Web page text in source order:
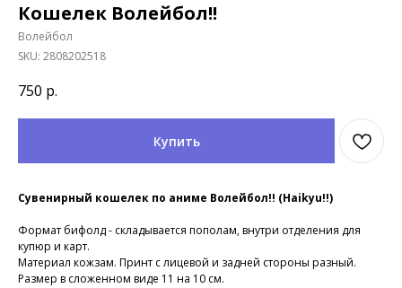
Кошелек Волейбол!!
Волейбол
SKU: 2808202518
750 р.
Купить
Сувенирный кошелек по аниме Волейбол!! (Haikyu!!)
Формат бифолд - складывается пополам, внутри отделения для
купюр и карт.
Материал кожзам. Принт с лицевой и задней стороны разный.
Размер в сложенном виде 11 на 10 см.